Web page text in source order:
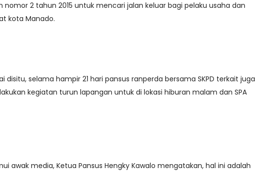
nomor 2 tahun 2015 untuk mencari jalan keluar bagi pelaku usaha dan
kota Manado.
disitu, selama hampir 21 hari pansus ranperda bersama SKPD terkait juga
kegiatan turun lapangan untuk di lokasi hiburan malam dan SPA
awak media, Ketua Pansus Hengky Kawalo mengatakan, hal ini adalah